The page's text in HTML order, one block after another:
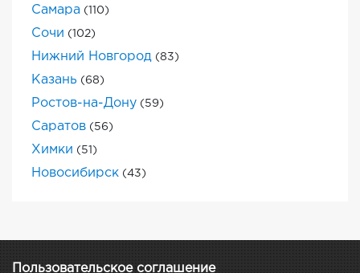
Самара (110)
Сочи (102)
Нижний Новгород (83)
Казань (68)
Ростов-на-Дону (59)
Саратов (56)
Химки (51)
Новосибирск (43)
Пользовательское соглашение